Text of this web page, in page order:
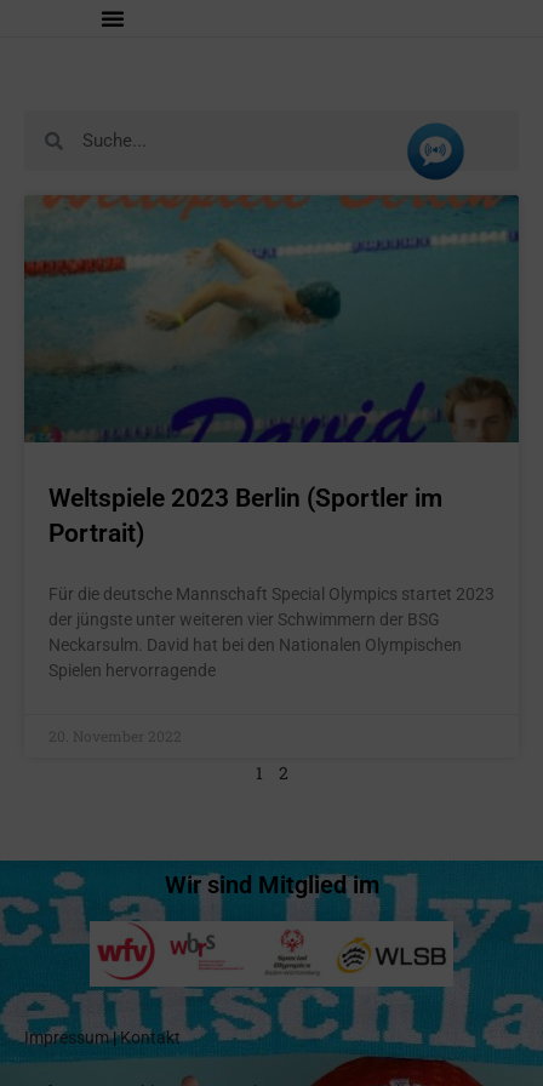
Weltspiele 2023 Berlin (Sportler im
Portrait)
Für die deutsche Mannschaft Special Olympics startet 2023
der jüngste unter weiteren vier Schwimmern der BSG
Neckarsulm. David hat bei den Nationalen Olympischen
Spielen hervorragende
20. November 2022
1 2
Wir sind Mitglied im
Impressum|Kontakt